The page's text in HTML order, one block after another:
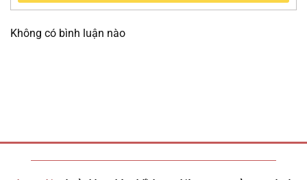
Không có bình luận nào